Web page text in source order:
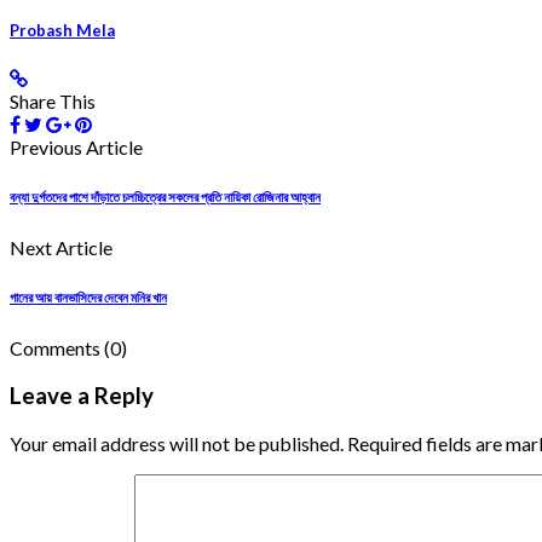
Probash Mela
Share This
Previous Article
বন্যা দুর্গতদের পাশে দাঁড়াতে চলচ্চিত্রের সকলের প্রতি নায়িকা রোজিনার আহ্বান
Next Article
গানের আয় বানভাসিদের দেবেন মনির খান
Comments (0)
Leave a Reply
Your email address will not be published. Required fields are